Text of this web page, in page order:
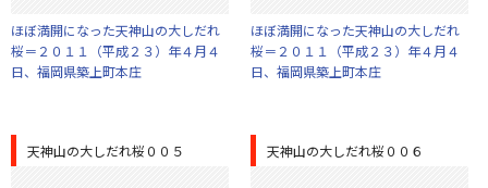
ほぼ満開になった天神山の大しだれ
桜＝２０１１（平成２３）年４月４
日、福岡県築上町本庄
ほぼ満開になった天神山の大しだれ
桜＝２０１１（平成２３）年４月４
日、福岡県築上町本庄
天神山の大しだれ桜００５ 天神山の大しだれ桜００６